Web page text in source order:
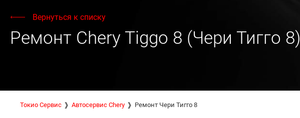
Вернуться к списку
Ремонт Chery Tiggo 8 (Чери Тигго 8)
Токио Сервис Автосервис Chery Ремонт Чери Тигго 8